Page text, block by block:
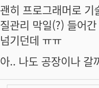
괜히 프로그래머로
질관리 막일(?) 들어
넘기던데 ㅠㅠ
아.. 나도 공장이나 갈